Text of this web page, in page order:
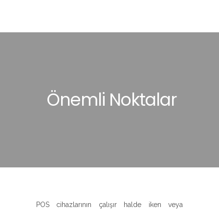
Önemli Noktalar
POS cihazlarının çalışır halde iken veya